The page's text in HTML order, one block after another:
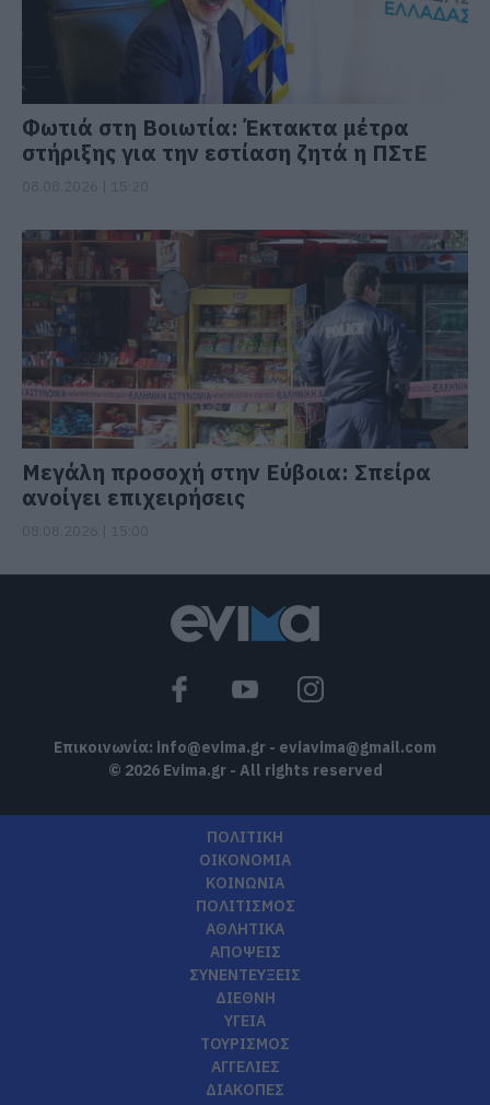
Φωτιά στη Βοιωτία: Έκτακτα μέτρα
στήριξης για την εστίαση ζητά η ΠΣτΕ
Μεγάλη προσοχή στην Εύβοια: Σπείρα
ανοίγει επιχειρήσεις
Επικοινωνία: info@evima.gr - eviavima@gmail.com
© 2026 Evima.gr - All rights reserved
ΠΟΛΙΤΙΚΗ
ΟΙΚΟΝΟΜΙΑ
ΚΟΙΝΩΝΙΑ
ΠΟΛΙΤΙΣΜΟΣ
ΑΘΛΗΤΙΚΑ
ΑΠΟΨΕΙΣ
ΣΥΝΕΝΤΕΥΞΕΙΣ
ΔΙΕΘΝΗ
ΥΓΕΙΑ
ΤΟΥΡΙΣΜΟΣ
ΑΓΓΕΛΙΕΣ
ΔΙΑΚΟΠΕΣ